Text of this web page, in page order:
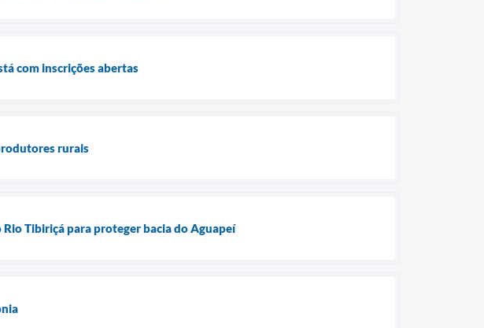
com inscrições abertas
rurais
Tibiriçá para proteger bacia do Aguapeí